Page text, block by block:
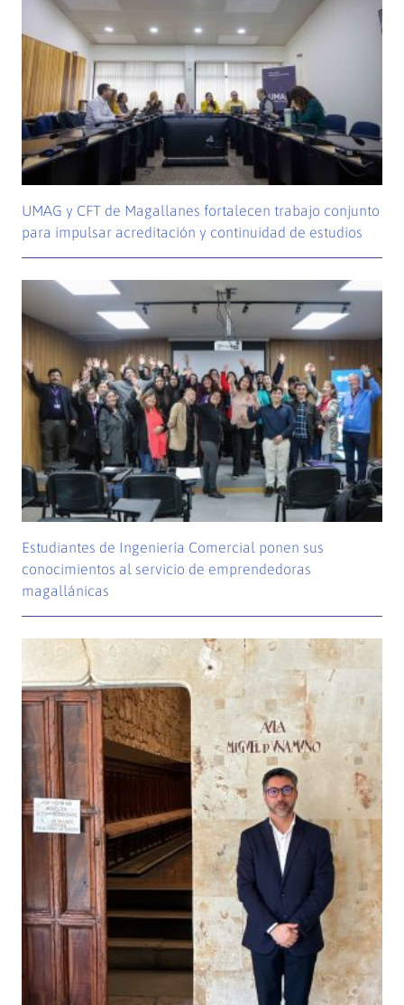
UMAG y CFT de Magallanes fortalecen trabajo conjunto
para impulsar acreditación y continuidad de estudios
Estudiantes de Ingeniería Comercial ponen sus
conocimientos al servicio de emprendedoras
magallánicas